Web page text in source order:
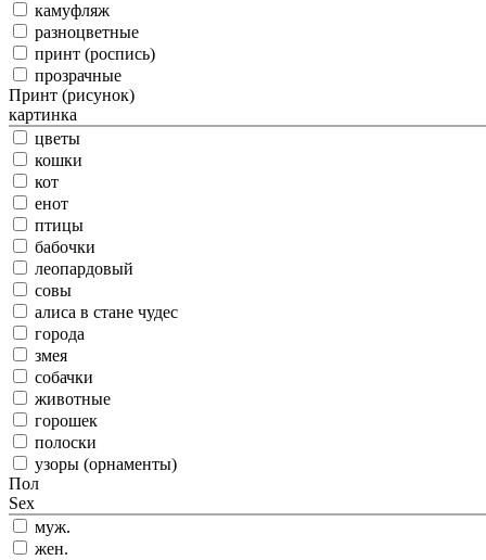
камуфляж
разноцветные
принт (роспись)
прозрачные
Принт (рисунок)
картинка
цветы
кошки
кот
енот
птицы
бабочки
леопардовый
совы
алиса в стане чудес
города
змея
собачки
животные
горошек
полоски
узоры (орнаменты)
Пол
Sex
муж.
жен.